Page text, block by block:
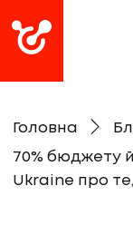
Головна
70% бюджету
Ukraine про